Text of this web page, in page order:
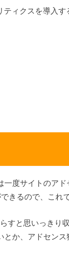
ィクスを導入
度サイトのアド
きるので、これ
すと思いっきり
か、アドセン